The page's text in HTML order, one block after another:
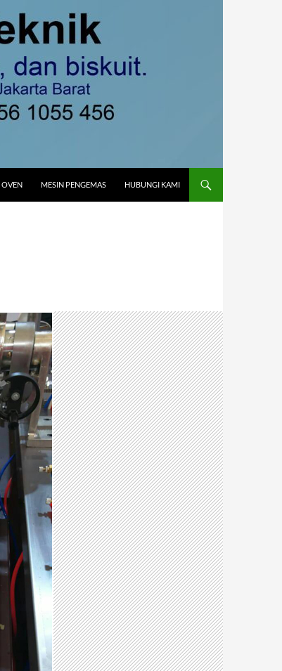
OVEN MESIN PENGEMAS HUBUNGI KAMI